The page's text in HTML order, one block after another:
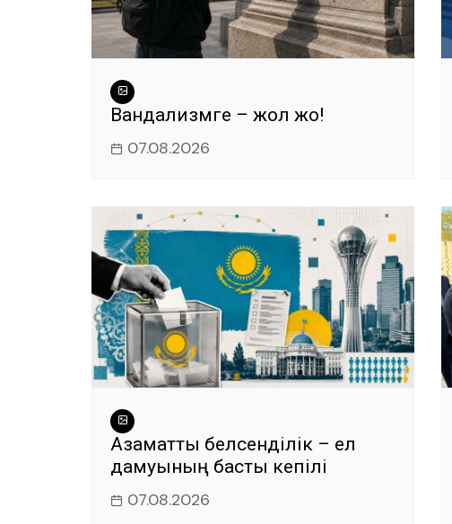
Вандализмге – жол жоқ!
07.08.2026
Азаматтық белсенділік – ел
дамуының басты кепілі
07.08.2026